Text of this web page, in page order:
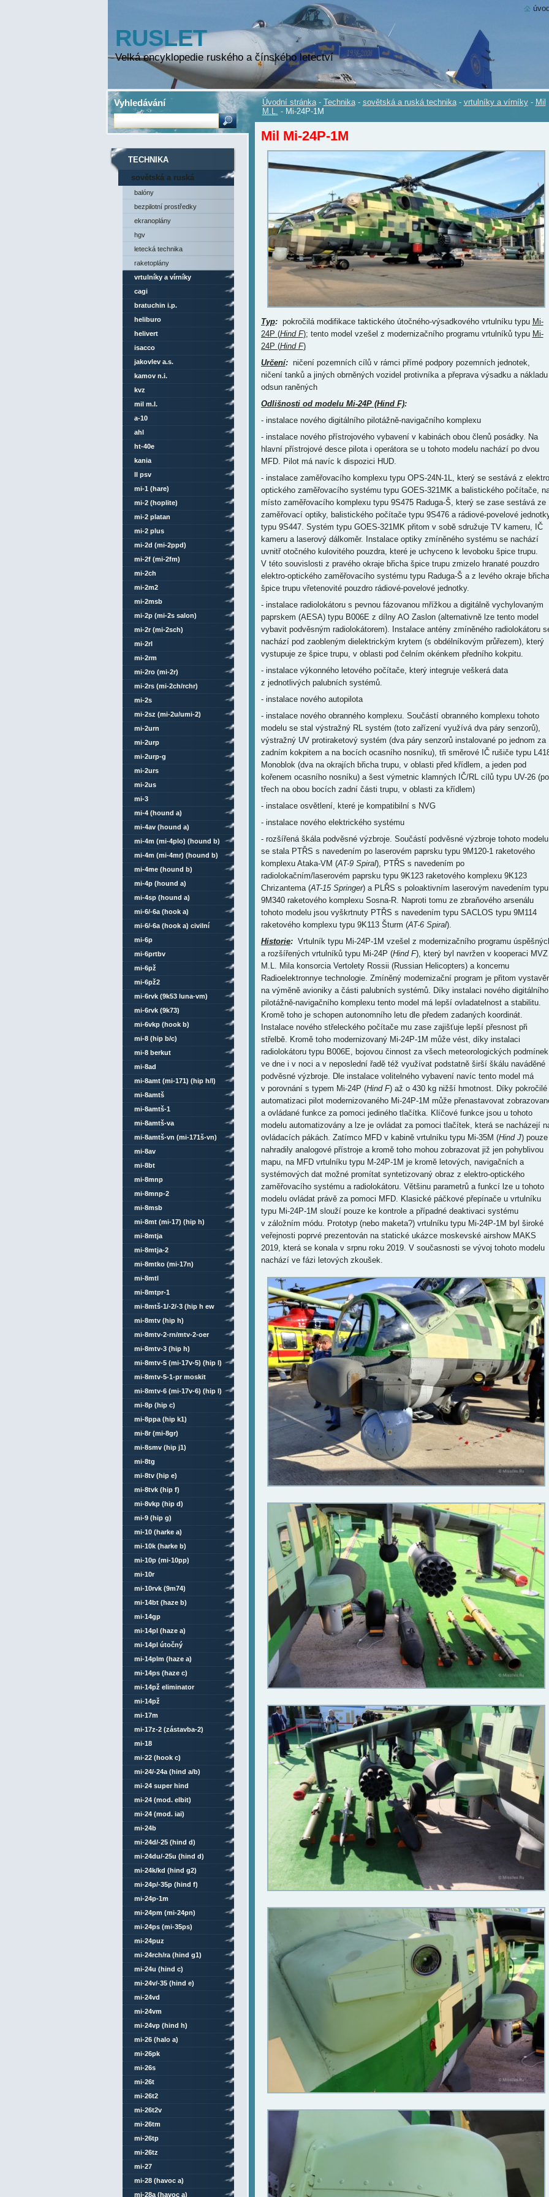
RUSLET
Velká encyklopedie ruského a čínského letectví
Úvodní stránka - Technika - sovětská a ruská technika - vrtulníky a vírníky - Mil
M.L. - Mi-24P-1M
Mil Mi-24P-1M
Typ:pokročilá modifikace taktického útočného-výsadkového vrtulníku typu Mi-
24P (Hind F); tento model vzešel z modernizačního programu vrtulníků typu Mi-
24P (Hind F)
Určení:ničení pozemních cílů v rámci přímé podpory pozemních jednotek,
ničení tanků a jiných obrněných vozidel protivníka a přeprava výsadku a nákladu
odsun raněných
Odlišnosti od modelu Mi-24P (Hind F):
- instalace nového digitálního pilotážně-navigačního komplexu
- instalace nového přístrojového vybavení v kabinách obou členů posádky. Na
hlavní přístrojové desce pilota i operátora se u tohoto modelu nachází po dvou
MFD. Pilot má navíc k dispozici HUD.
- instalace zaměřovacího komplexu typu OPS-24N-1L, který se sestává z
optického zaměřovacího systému typu GOES-321MK a balistického počítače,
místo zaměřovacího komplexu typu 9S475 Raduga-Š, který se zase sestává ze
zaměřovací optiky, balistického počítače typu 9S476 a rádiové-povelové
typu 9S447. Systém typu GOES-321MK přitom v sobě sdružuje TV kameru, IČ
kameru a laserový dálkoměr. Instalace optiky zmíněného systému se nachází
uvnitř otočného kulovitého pouzdra, které je uchyceno k levoboku špice trupu.
V této souvislosti z pravého okraje břicha špice trupu zmizelo hranaté pouzdro
elektro-optického zaměřovacího systému typu Raduga-Š a z levého okraje břicha
špice trupu vřetenovité pouzdro rádiové-povelové jednotky.
- instalace radiolokátoru s pevnou fázovanou mřížkou a digitálně vychylovaným
paprskem (AESA) typu B006E z dílny AO Zaslon (alternativně lze tento model
vybavit podvěsným radiolokátorem). Instalace antény zmíněného radiolokátoru
nachází pod zaobleným dielektrickým krytem (s obdélníkovým průřezem), který
vystupuje ze špice trupu, v oblasti pod čelním okénkem předního kokpitu.
- instalace výkonného letového počítače, který integruje veškerá data
z jednotlivých palubních systémů.
- instalace nového autopilota
- instalace nového obranného komplexu. Součástí obranného komplexu tohoto
modelu se stal výstražný RL systém (toto zařízení využívá dva páry senzorů),
výstražný UV protiraketový systém (dva páry senzorů instalované po jednom za
zadním kokpitem a na bocích ocasního nosníku), tři směrové IČ rušiče typu
Monoblok (dva na okrajích břicha trupu, v oblasti před křídlem, a jeden pod
kořenem ocasního nosníku) a šest výmetnic klamných IČ/RL cílů typu UV-26 (po
třech na obou bocích zadní části trupu, v oblasti za křídlem)
- instalace osvětlení, které je kompatibilní s NVG
- instalace nového elektrického systému
- rozšířená škála podvěsné výzbroje. Součástí podvěsné výzbroje tohoto modelu
se stala PTŘS s navedením po laserovém paprsku typu 9M120-1 raketového
komplexu Ataka-VM (AT-9 Spiral), PTŘS s navedením po
radiolokačním/laserovém paprsku typu 9K123 raketového komplexu 9K123
Chrizantema (AT-15 Springer) a PLŘS s poloaktivním laserovým navedením typu
9M340 raketového komplexu Sosna-R. Naproti tomu ze zbraňového arsenálu
tohoto modelu jsou vyškrtnuty PTŘS s navedením typu SACLOS typu 9M114
raketového komplexu typu 9K113 Šturm (AT-6 Spiral).
Historie:Vrtulník typu Mi-24P-1M vzešel z modernizačního programu
a rozšířených vrtulníků typu Mi-24P (Hind F), který byl navržen v kooperaci MVZ
M.L. Mila konsorcia Vertolety Rossii (Russian Helicopters) a koncernu
Radioelektronnye technologie. Zmíněný modernizační program je přitom
na výměně avioniky a části palubních systémů. Díky instalaci nového digitálního
pilotážně-navigačního komplexu tento model má lepší ovladatelnost a stabilitu.
Kromě toho je schopen autonomního letu dle předem zadaných koordinát.
Instalace nového střeleckého počítače mu zase zajišťuje lepší přesnost při
střelbě. Kromě toho modernizovaný Mi-24P-1M může vést, díky instalaci
radiolokátoru typu B006E, bojovou činnost za všech meteorologických podmínek
ve dne i v noci a v neposlední řadě též využívat podstatně širší škálu naváděné
podvěsné výzbroje. Dle instalace volitelného vybavení navíc tento model má
v porovnání s typem Mi-24P (Hind F) až o 430 kg nižší hmotnost. Díky pokročilé
automatizaci pilot modernizovaného Mi-24P-1M může přenastavovat
a ovládané funkce za pomoci jediného tlačítka. Klíčové funkce jsou u tohoto
modelu automatizovány a lze je ovládat za pomoci tlačítek, která se nacházejí
ovládacích pákách. Zatímco MFD v kabině vrtulníku typu Mi-35M (Hind J) pouze
nahradily analogové přístroje a kromě toho mohou zobrazovat již jen pohyblivou
mapu, na MFD vrtulníku typu M-24P-1M je kromě letových, navigačních a
systémových dat možné promítat syntetizovaný obraz z elektro-optického
zaměřovacího systému a radiolokátoru. Většinu parametrů a funkcí lze u tohoto
modelu ovládat právě za pomoci MFD. Klasické páčkové přepínače u vrtulníku
typu Mi-24P-1M slouží pouze ke kontrole a případné deaktivaci systému
v záložním módu. Prototyp (nebo maketa?) vrtulníku typu Mi-24P-1M byl široké
veřejnosti poprvé prezentován na statické ukázce moskevské airshow MAKS
2019, která se konala v srpnu roku 2019. V současnosti se vývoj tohoto modelu
nachází ve fázi letových zkoušek.
TECHNIKA
sovětská a ruská
technika
balóny
bezpilotní prostředky
ekranoplány
hgv
letecká technika
raketoplány
vrtulníky a vírníky
cagi
bratuchin i.p.
heliburo
helivert
isacco
jakovlev a.s.
kamov n.i.
kvz
mil m.l.
a-10
ahl
ht-40e
kania
ll psv
mi-1 (hare)
mi-2 (hoplite)
mi-2 platan
mi-2 plus
mi-2d (mi-2ppd)
mi-2f (mi-2fm)
mi-2ch
mi-2m2
mi-2msb
mi-2p (mi-2s salon)
mi-2r (mi-2sch)
mi-2rl
mi-2rm
mi-2ro (mi-2r)
mi-2rs (mi-2ch/rchr)
mi-2s
mi-2sz (mi-2u/umi-2)
mi-2urn
mi-2urp
mi-2urp-g
mi-2urs
mi-2us
mi-3
mi-4 (hound a)
mi-4av (hound a)
mi-4m (mi-4plo) (hound b)
mi-4m (mi-4mr) (hound b)
mi-4me (hound b)
mi-4p (hound a)
mi-4sp (hound a)
mi-6/-6a (hook a)
mi-6/-6a (hook a) civilní
mi-6p
mi-6prtbv
mi-6pž
mi-6pž2
mi-6rvk (9k53 luna-vm)
mi-6rvk (9k73)
mi-6vkp (hook b)
mi-8 (hip b/c)
mi-8 berkut
mi-8ad
mi-8amt (mi-171) (hip h/l)
mi-8amtš
mi-8amtš-1
mi-8amtš-va
mi-8amtš-vn (mi-171š-vn)
mi-8av
mi-8bt
mi-8mnp
mi-8mnp-2
mi-8msb
mi-8mt (mi-17) (hip h)
mi-8mtja
mi-8mtja-2
mi-8mtko (mi-17n)
mi-8mtl
mi-8mtpr-1
mi-8mtš-1/-2/-3 (hip h ew
4/6)
mi-8mtv (hip h)
mi-8mtv-2-rn/mtv-2-oer
mi-8mtv-3 (hip h)
mi-8mtv-5 (mi-17v-5) (hip l)
mi-8mtv-5-1-pr moskit
mi-8mtv-6 (mi-17v-6) (hip l)
mi-8p (hip c)
mi-8ppa (hip k1)
mi-8r (mi-8gr)
mi-8smv (hip j1)
mi-8tg
mi-8tv (hip e)
mi-8tvk (hip f)
mi-8vkp (hip d)
mi-9 (hip g)
mi-10 (harke a)
mi-10k (harke b)
mi-10p (mi-10pp)
mi-10r
mi-10rvk (9m74)
mi-14bt (haze b)
mi-14gp
mi-14pl (haze a)
mi-14pl útočný
mi-14plm (haze a)
mi-14ps (haze c)
mi-14pž eliminator
mi-14pž
mi-17m
mi-17z-2 (zástavba-2)
mi-18
mi-22 (hook c)
mi-24/-24a (hind a/b)
mi-24 super hind
mi-24 (mod. elbit)
mi-24 (mod. iai)
mi-24b
mi-24d/-25 (hind d)
mi-24du/-25u (hind d)
mi-24k/kd (hind g2)
mi-24p/-35p (hind f)
mi-24p-1m
mi-24pm (mi-24pn)
mi-24ps (mi-35ps)
mi-24puz
mi-24rch/ra (hind g1)
mi-24u (hind c)
mi-24v/-35 (hind e)
mi-24vd
mi-24vm
mi-24vp (hind h)
mi-26 (halo a)
mi-26pk
mi-26s
mi-26t
mi-26t2
mi-26t2v
mi-26tm
mi-26tp
mi-26tz
mi-27
mi-28 (havoc a)
mi-28a (havoc a)
Vyhledávání